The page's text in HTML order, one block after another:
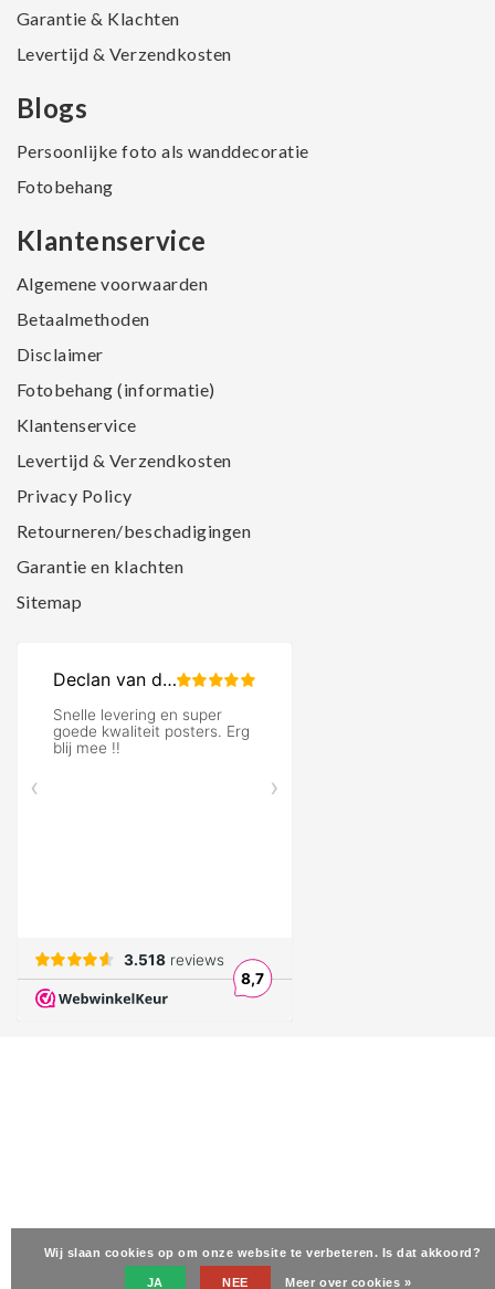
Garantie & Klachten
Levertijd & Verzendkosten
Blogs
Persoonlijke foto als wanddecoratie
Fotobehang
Klantenservice
Algemene voorwaarden
Betaalmethoden
Disclaimer
Fotobehang (informatie)
Klantenservice
Levertijd & Verzendkosten
Privacy Policy
Retourneren/beschadigingen
Garantie en klachten
Sitemap
Wij slaan cookies op om onze website te verbeteren. Is dat akkoord?
JA NEE Meer over cookies »